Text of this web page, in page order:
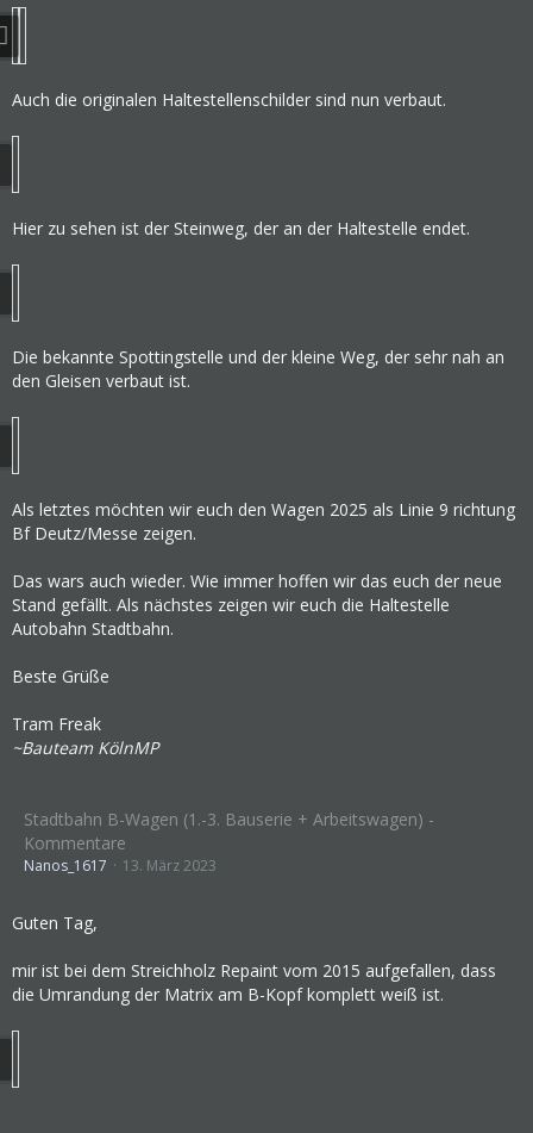
Auch die originalen Haltestellenschilder sind nun verbaut.
Hier zu sehen ist der Steinweg, der an der Haltestelle endet.
Die bekannte Spottingstelle und der kleine Weg, der sehr nah an
den Gleisen verbaut ist.
Als letztes möchten wir euch den Wagen 2025 als Linie 9 richtung
Bf Deutz/Messe zeigen.
Das wars auch wieder. Wie immer hoffen wir das euch der neue
Stand gefällt. Als nächstes zeigen wir euch die Haltestelle
Autobahn Stadtbahn.
Beste Grüße
Tram Freak
~Bauteam KölnMP
Stadtbahn B-Wagen (1.-3. Bauserie + Arbeitswagen) -
Kommentare
Nanos_1617 13. März 2023
Guten Tag,
mir ist bei dem Streichholz Repaint vom 2015 aufgefallen, dass
die Umrandung der Matrix am B-Kopf komplett weiß ist.